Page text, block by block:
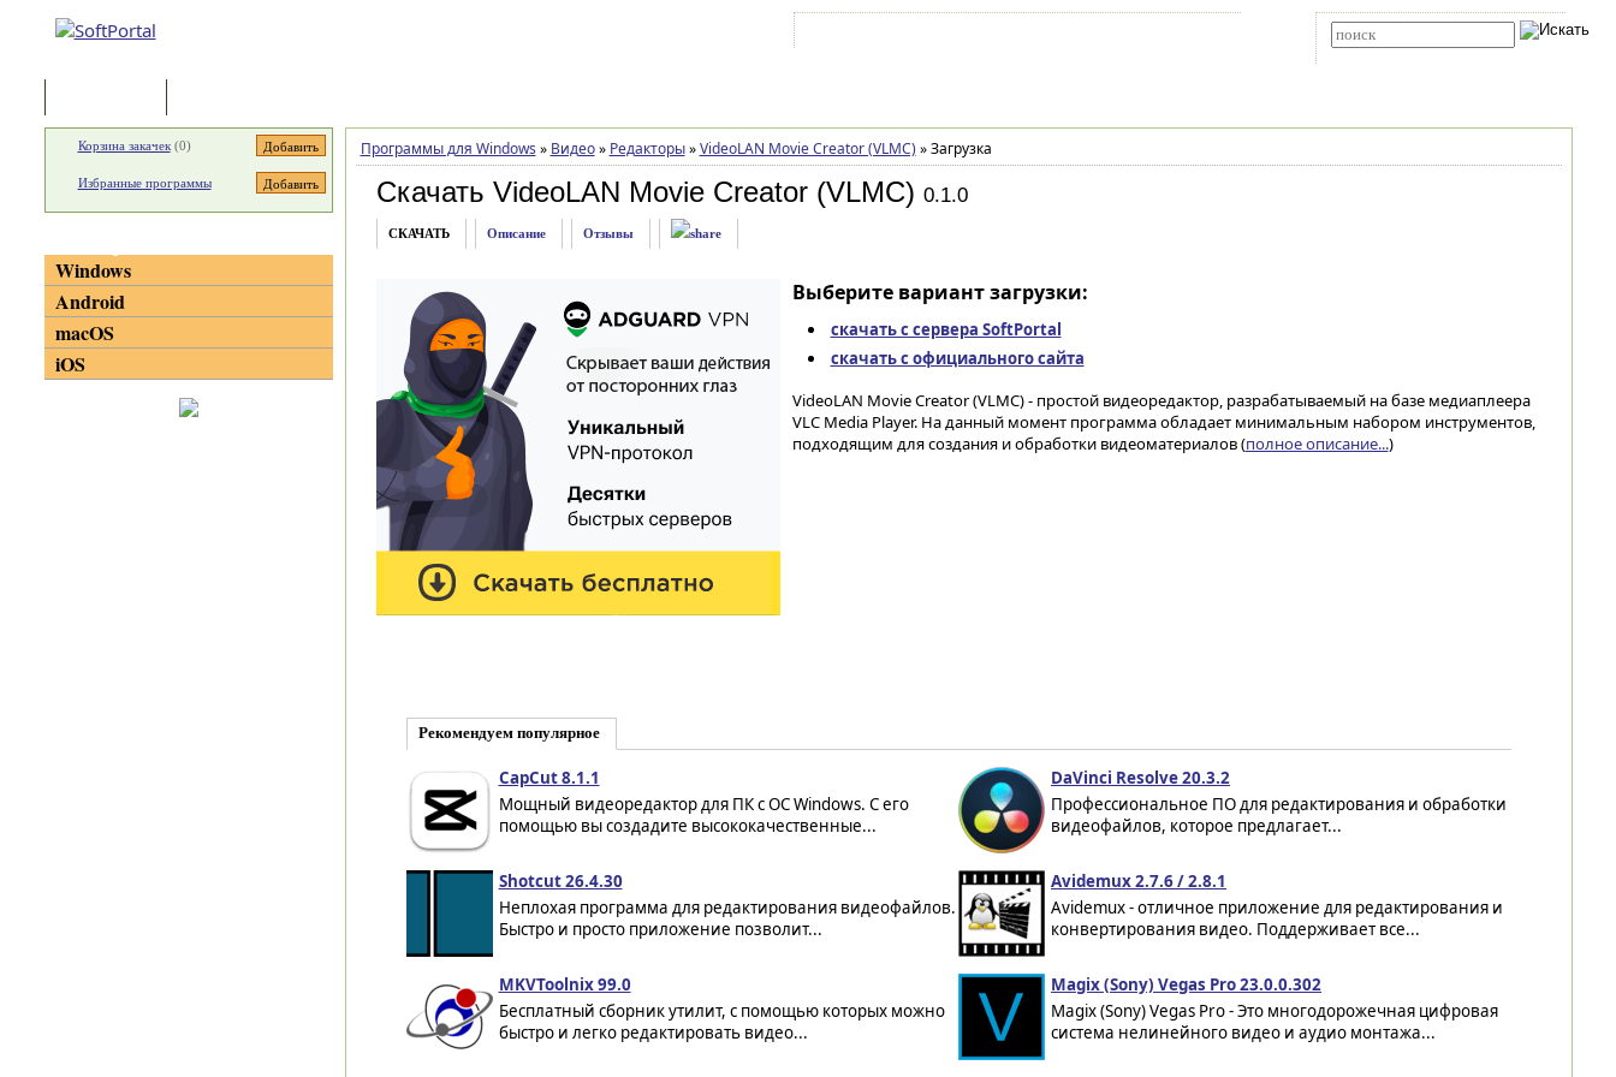
Программы для Windows » Видео » Редакторы » VideoLAN Movie Creator (VLMC) »Загрузка
Скачать VideoLAN Movie Creator (VLMC) 0.1.0
СКАЧАТЬ Описание Отзывы
Выберите вариант загрузки:
скачать с сервера SoftPortal
скачать с официального сайта
VideoLAN Movie Creator (VLMC) - простой видеоредактор, разрабатываемый на базе медиаплеера
VLC Media Player. На данный момент программа обладает минимальным набором инструментов,
подходящим для создания и обработки видеоматериалов (полное описание...)
Рекомендуем популярное
CapCut 8.1.1
Мощный видеоредактор для ПК с ОС Windows. С его
помощью вы создадите высококачественные...
DaVinci Resolve 20.3.2
Профессиональное ПО для редактирования и обработки
видеофайлов, которое предлагает...
Shotcut 26.4.30
Неплохая программа для редактирования видеофайлов.
Быстро и просто приложение позволит...
Avidemux 2.7.6 / 2.8.1
Avidemux - отличное приложение для редактирования и
конвертирования видео. Поддерживает все...
MKVToolnix 99.0
Бесплатный сборник утилит, с помощью которых можно
быстро и легко редактировать видео...
Magix (Sony) Vegas Pro 23.0.0.302
Magix (Sony) Vegas Pro - Это многодорожечная цифровая
система нелинейного видео и аудио монтажа...
Корзина закачек(0)
Избранные программы
Windows
Android
macOS
iOS